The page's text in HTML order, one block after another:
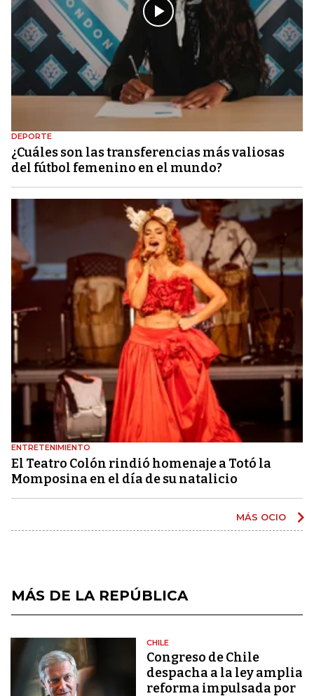
DEPORTE
¿Cuáles son las transferencias más valiosas
del fútbol femenino en el mundo?
ENTRETENIMIENTO
El Teatro Colón rindió homenaje a Totó la
Momposina en el día de su natalicio
MÁS OCIO
MÁS DE LA REPÚBLICA
CHILE
Congreso de Chile
despacha a la ley amplia
reforma impulsada por